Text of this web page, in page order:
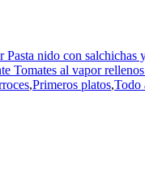
Pasta nido con salchichas
Tomates al vapor
,Primeros platos,Todo